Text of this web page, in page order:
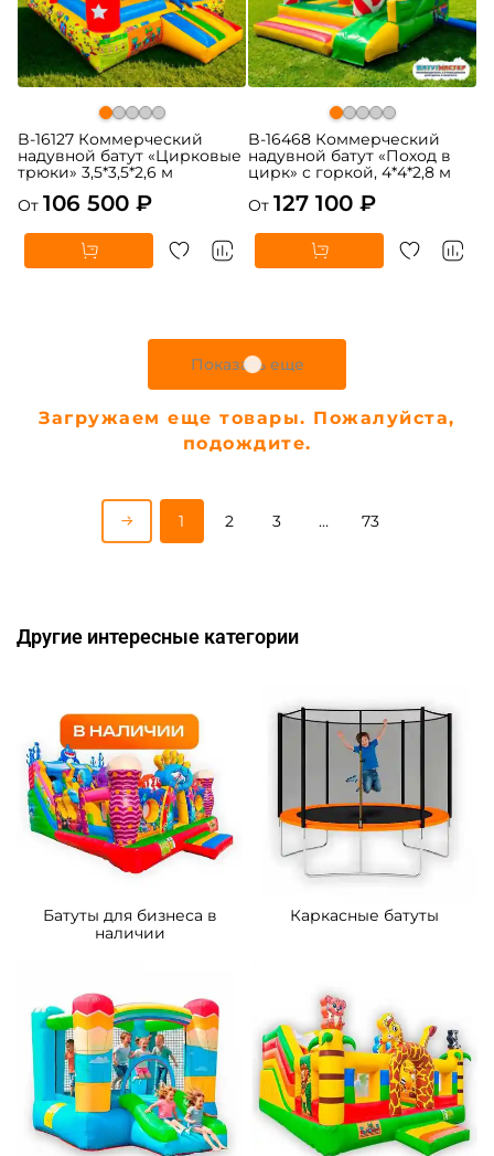
B-16127 Коммерческий
надувной батут «Цирковые
трюки» 3,5*3,5*2,6 м
От 106 500 ₽
B-16468 Коммерческий
надувной батут «Поход в
цирк» с горкой, 4*4*2,8 м
От 127 100 ₽
От 306 900 ₽
От 447 900 ₽
В НАЛИЧИИ
B-16438 Коммерческий
надувной батут «Тигриная
страна 4», 9*5*5 м
От 287 300 ₽
B-16128 Коммерческий
надувной батут «Мини
джунгли» с горкой, 4*3,5*2,6
м.
От
90 500 ₽